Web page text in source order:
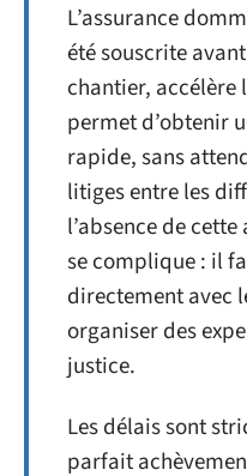
L’assurance
été souscrite
chantier, accélère
permet d’obtenir
rapide, sans
litiges entre les
l’absence de
se complique : il
directement avec
organiser des
justice.
Les délais sont
parfait